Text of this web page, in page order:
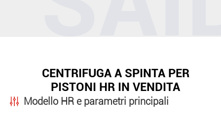
CENTRIFUGA A SPINTA PER
PISTONI HR IN VENDITA
Modello HR e parametri principali